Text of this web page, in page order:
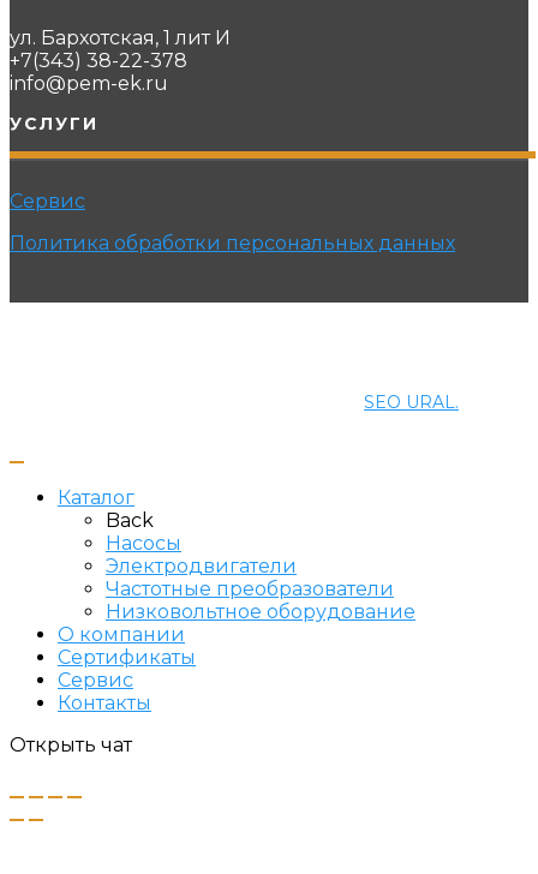
ул. Бархотская, 1 лит И
+7(343) 38-22-378
info@pem-ek.ru
УСЛУГИ
Сервис
Политика обработки персональных данных
SEO URAL.
Каталог
Back
Насосы
Электродвигатели
Частотные преобразователи
Низковольтное оборудование
О компании
Сертификаты
Сервис
Контакты
Открыть чат